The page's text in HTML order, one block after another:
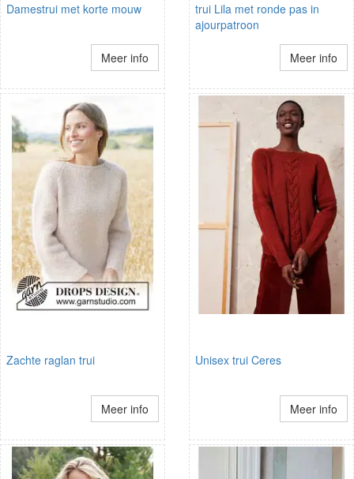
Damestrui met korte mouw
Meer info
trui Lila met ronde pas in
ajourpatroon
Meer info
Zachte raglan trui
Meer info
Unisex trui Ceres
Meer info